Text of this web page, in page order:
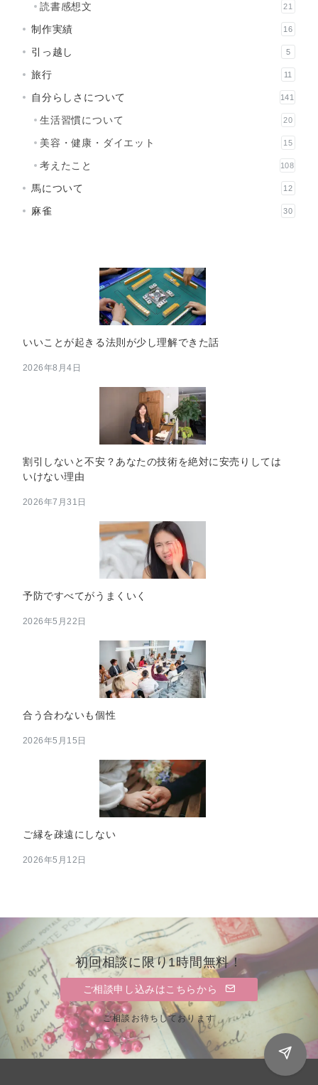
読書感想文 21
制作実績 16
引っ越し 5
旅行 11
自分らしさについて 141
生活習慣について 20
美容・健康・ダイエット 15
考えたこと 108
馬について 12
麻雀 30
いいことが起きる法則が少し理解できた話
2026年8月4日
割引しないと不安？あなたの技術を絶対に安売りしては
いけない理由
2026年7月31日
予防ですべてがうまくいく
2026年5月22日
合う合わないも個性
2026年5月15日
ご縁を疎遠にしない
2026年5月12日
初回相談に限り1時間無料！
ご相談申し込みはこちらから
ご相談お待ちしております